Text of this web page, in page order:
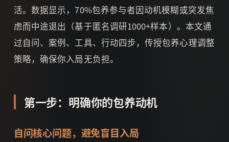
活。数据显示，70%包养参与者因动机模糊或突发焦
虑而中途退出（基于匿名调研1000+样本）。本文通
过自问、案例、工具、行动四步，传授包养心理调整
策略，确保你入局无负担。
第一步：明确你的包养动机
自问核心问题，避免盲目入局